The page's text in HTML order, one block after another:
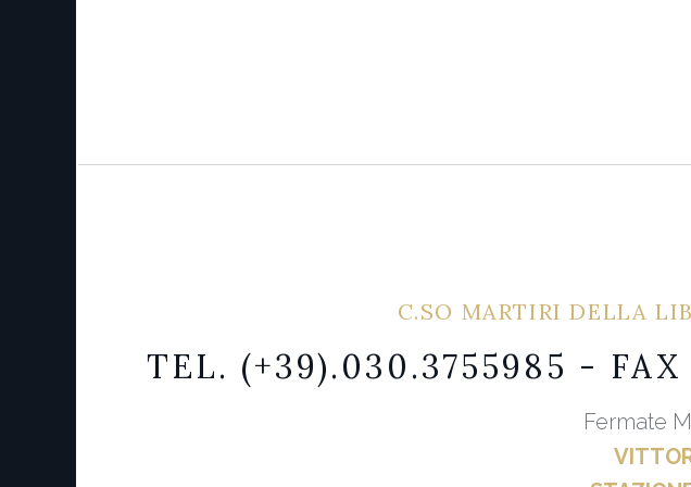
C.SO MARTIRI DELLA
TEL. (+39).030.3755985 -
Fermate